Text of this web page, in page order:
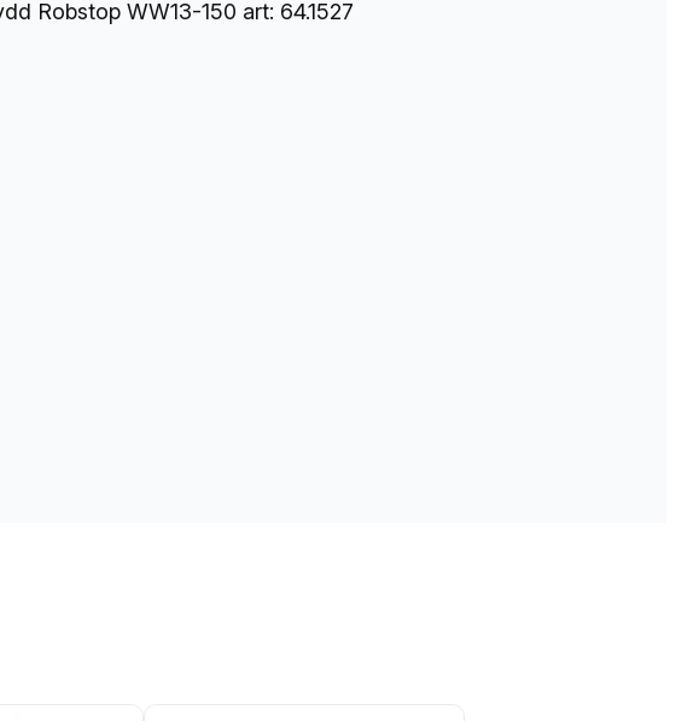
Robstop WW13-150 art: 64.1527